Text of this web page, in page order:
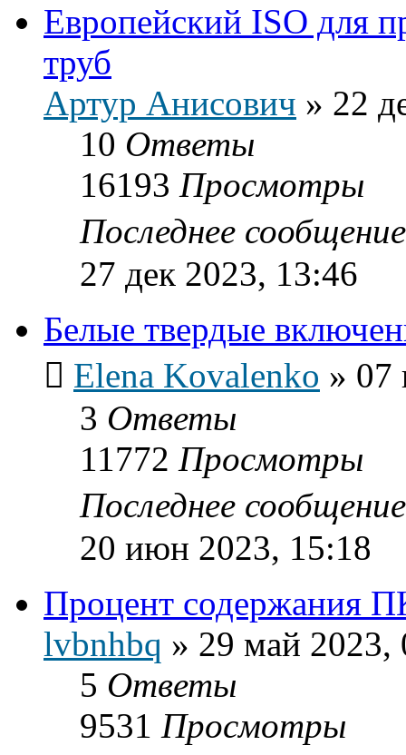
Европейский ISO для
труб
Артур Анисович » 22
10 Ответы
16193 Просмотры
Последнее
27 дек 2023, 13:46
Белые твердые
Elena Kovalenko » 07
3 Ответы
11772 Просмотры
Последнее
20 июн 2023, 15:18
Процент содержания
lvbnhbq » 29 май 2023,
5 Ответы
9531 Просмотры